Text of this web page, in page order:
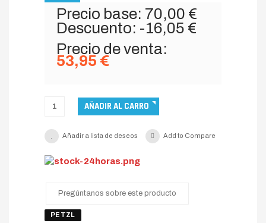
Precio base: 70,00 €
Descuento: -16,05 €
Precio de venta:
53,95 €
Añadir a lista de deseos Add to Compare
Pregúntanos sobre este producto
PETZL